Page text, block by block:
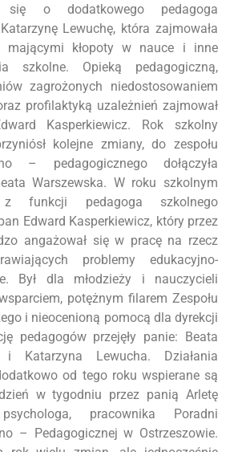
się o dodatkowego pedagoga
Lewuchę, która zajmowała
mającymi kłopoty w nauce i inne
szkolne. Opieką pedagogiczną,
zagrożonych niedostosowaniem
profilaktyką uzależnień zajmował
Kasperkiewicz. Rok szkolny
kolejne zmiany, do zespołu
– pedagogicznego dołączyła
Warszewska. W roku szkolnym
z funkcji pedagoga szkolnego
Edward Kasperkiewicz, który przez
angażował się w pracę na rzecz
problemy edukacyjno-
Był dla młodzieży i nauczycieli
potężnym filarem Zespołu
i nieocenioną pomocą dla dyrekcji
pedagogów przejęły panie: Beata
i Katarzyna Lewucha. Działania
od tego roku wspierane są
w tygodniu przez panią Arletę
pracownika Poradni
– Pedagogicznej w Ostrzeszowie.